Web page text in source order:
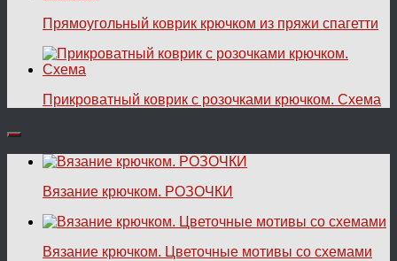
Прямоугольный коврик крючком из пряжи спагетти
Прикроватный коврик с розочками крючком. Схема
Вязание крючком. РОЗОЧКИ
Вязание крючком. Цветочные мотивы со схемами